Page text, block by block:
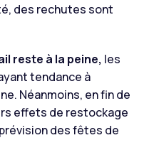
des rechutes sont
reste à la peine, les
tendance à
Néanmoins, en fin de
effets de restockage
des fêtes de